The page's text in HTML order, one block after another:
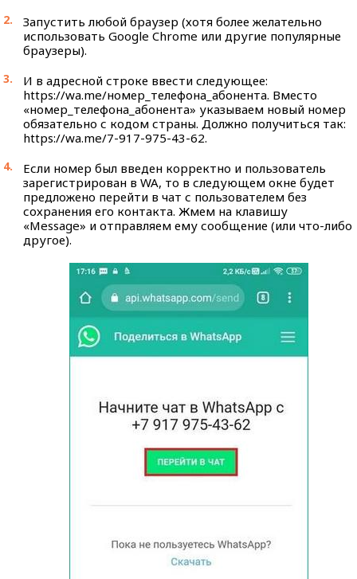
Запустить любой браузер (хотя более желательно
использовать Google Chrome или другие популярные
браузеры).
И в адресной строке ввести следующее:
https://wa.me/номер_телефона_абонента. Вместо
«номер_телефона_абонента» указываем новый номер
обязательно с кодом страны. Должно получиться так:
https://wa.me/7-917-975-43-62.
Если номер был введен корректно и пользователь
зарегистрирован в WA, то в следующем окне будет
предложено перейти в чат с пользователем без
сохранения его контакта. Жмем на клавишу
«Message» и отправляем ему сообщение (или что-либо
другое).